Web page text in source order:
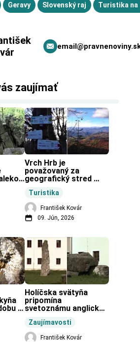
Geravy Slovenský raj Turistika na
zaujímať
Turistika
Vrch Hrb je
považovaný za
geografický stred
František Kovár
09. Jún, 2026
Zaujímavosti
Holíčska svätyňa
pripomína
svetoznámu anglickú
František Kovár